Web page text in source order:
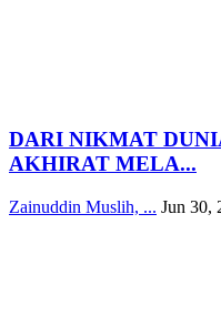
DARI NIKMAT
AKHIRAT MELA...
Zainuddin Muslih, ... Jun 30,